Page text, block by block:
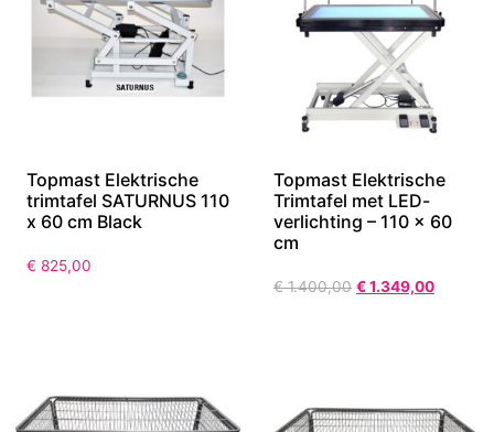
Topmast Elektrische
trimtafel SATURNUS 110
x 60 cm Black
€ 825,00
Topmast Elektrische
Trimtafel met LED-
verlichting – 110 × 60
cm
€1.400,00 €1.349,00